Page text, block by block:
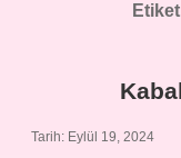
Tarih: Eylül 19, 2024